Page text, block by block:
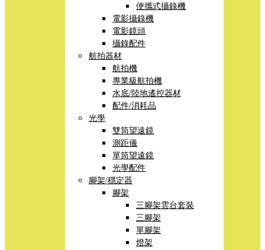
便攜式攝錄機
電影攝錄機
電影鏡頭
攝錄配件
航拍器材
航拍機
專業級航拍機
水底/陸地遙控器材
配件/消耗品
光學
雙筒望遠鏡
測距儀
單筒望遠鏡
光學配件
腳架/穩定器
腳架
三腳架雲台套裝
三腳架
單腳架
燈架